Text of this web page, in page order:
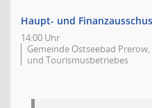
Haupt- und
14:00 Uhr
Gemeinde Ostseebad
und Tourismusbetriebes